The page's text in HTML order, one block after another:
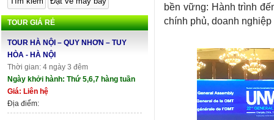
TOUR GIÁ RẺ
TOUR HÀ NỘI – QUY NHƠN – TUY
HÒA - HÀ NỘI
Thời gian: 4 ngày 3 đêm
Ngày khởi hành: Thứ 5,6,7 hàng tuần
Giá: Liên hệ
Địa điểm:
bền vững: Hành trình
chính phủ, doanh